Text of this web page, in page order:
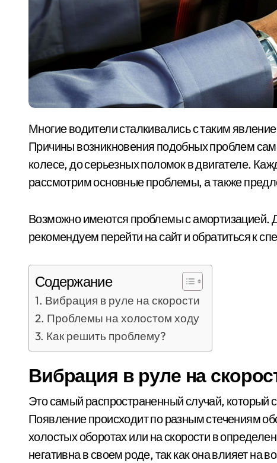
Многие водители сталкивались с таким явлением, как вибрация автомобиля и биение в руль.
Причины возникновения подобных проблем
колесе, до серьезных поломок в двигателе.
рассмотрим основные проблемы, а также
Возможно имеются проблемы с амортизацией.
рекомендуем перейти на сайт и обратиться к
Содержание
Вибрация в руле на скорости
Проблемы на холостом ходу
Как решить проблему?
Вибрация в руле на
Это самый распространенный случай, который
Появление происходит по разным стечениям
холостых оборотах или на скорости в
негативна в своем роде, так как она влияет на